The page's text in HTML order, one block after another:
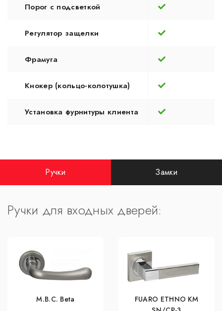
Порог с подсветкой
Регулятор защелки
Фрамуга
Кнокер (кольцо-колотушка)
Установка фурнитуры клиента
Ручки Замки
Ручки для входных дверей:
M.B.C. Beta
FUARO ETHNO KM